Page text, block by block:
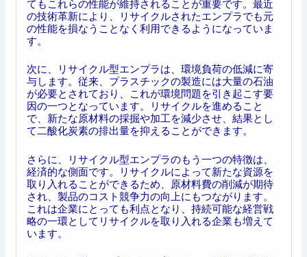
てもこれらの性能が維持されることが重要です。最近
の技術革新により、リサイクルされたエンプラでも元
の性能を損なうことなく利用できるようになっていま
す。
次に、リサイクル型エンプラは、環境負荷の低減に寄
与します。従来、プラスチックの製造には大量の石油
が必要とされており、これが環境問題を引き起こす要
因の一つとなっています。リサイクルを進めること
で、新たな原材料の採掘や加工を減少させ、結果とし
て二酸化炭素の排出量を抑えることができます。
さらに、リサイクル型エンプラのもう一つの特徴は、
経済的な側面です。リサイクルによって新たな資源を
取り入れることができるため、原材料費の削減が期待
され、製品のコスト競争力の向上にもつながります。
これは企業にとっても利点となり、持続可能な経営戦
略の一環としてリサイクルを取り入れる企業も増えて
います。